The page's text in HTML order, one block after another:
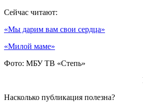
Сейчас читают:
«Мы дарим вам свои сердца»
«Милой маме»
Фото: МБУ ТВ «Степь»
Насколько публикация полезна?